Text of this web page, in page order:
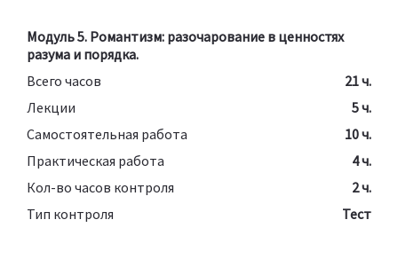
Модуль 5. Романтизм: разочарование в ценностях
разума и порядка.
Всего часов
21 ч.
Лекции
5 ч.
Самостоятельная работа
10 ч.
Практическая работа
4 ч.
Кол-во часов контроля
2 ч.
Тип контроля
Тест